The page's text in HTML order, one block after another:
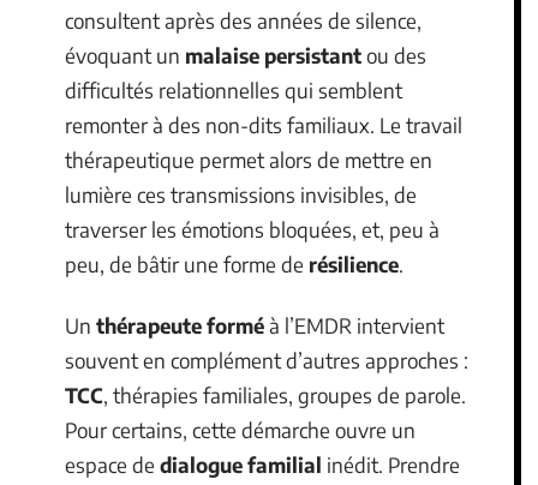
consultent après des années de silence,
évoquant un malaise persistantou des
difficultés relationnelles qui semblent
remonter à des non-dits familiaux. Le travail
thérapeutique permet alors de mettre en
lumière ces transmissions invisibles, de
traverser les émotions bloquées, et, peu à
peu, de bâtir une forme de résilience.
Un thérapeute forméà l’EMDR intervient
souvent en complément d’autres approches :
TCC, thérapies familiales, groupes de parole.
Pour certains, cette démarche ouvre un
espace de dialogue familial inédit. Prendre